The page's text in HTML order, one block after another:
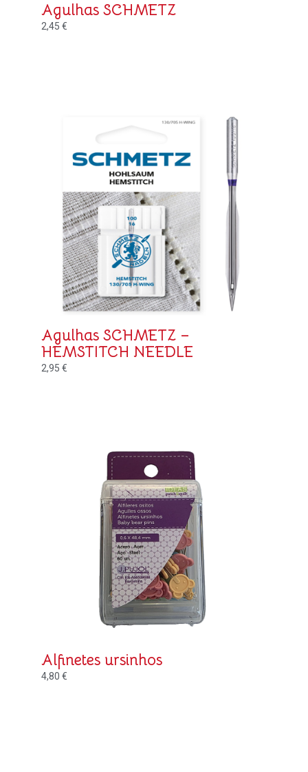
Agulhas SCHMETZ
2,45 €
Agulhas SCHMETZ –
HEMSTITCH NEEDLE
2,95 €
Alfinetes ursinhos
4,80 €